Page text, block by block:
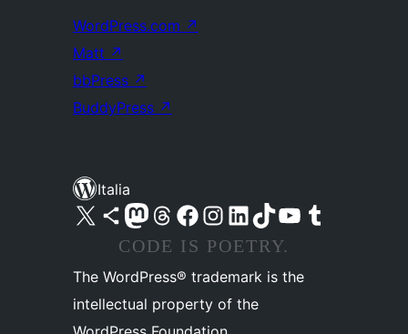
WordPress.com ↗
Matt ↗
bbPress ↗
BuddyPress ↗
Italia
Visita il nostro account X (ex Twitter)
Visita il nostro account Bluesky
Visita il nostro account Mastodon
Visita il nostro account Threads
Visita la nostra pagina Facebook
Visita il nostro account Instagram
Visita il nostro account LinkedIn
Visita il nostro account TikTok
Visita il nostro canale YouTube
Visita il nostro account Tumblr
CODE IS POETRY.
The WordPress® trademark is the
intellectual property of the